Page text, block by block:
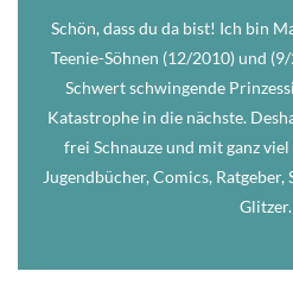
Schön, dass du da bist! Ich bin
Teenie-Söhnen (12/2010) und
Schwert schwingende
Katastrophe in die nächste.
frei Schnauze und mit ganz
Jugendbücher, Comics,
Glitzer.